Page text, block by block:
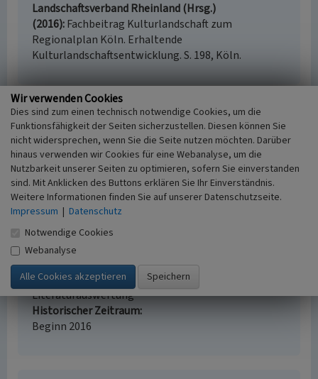
Landschaftsverband Rheinland (Hrsg.)
(2016) Fachbeitrag Kulturlandschaft zum
Regionalplan Köln. Erhaltende
Kulturlandschaftsentwicklung. S. 198, Köln.
Hostel (Kulturlandschaftsbereich Regionalplan
Köln 241)
Schlagwörter
Kulturlandschaftsbereich Angerdorf Kapelle
(Bauwerk) Wegkreuz Ackerfläche
Fachsicht(en)
Kulturlandschaftspflege, Denkmalpflege,
Landeskunde, Raumplanung
Erfassungsmaßstab
i.d.R. 1:25.000 (kleiner als 1:20.000)
Erfassungsmethode
Literaturauswertung
Historischer Zeitraum
Beginn 2016
Wir verwenden Cookies
Dies sind zum einen technisch notwendige Cookies, um die
Funktionsfähigkeit der Seiten sicherzustellen. Diesen können Sie
nicht widersprechen, wenn Sie die Seite nutzen möchten. Darüber
hinaus verwenden wir Cookies für eine Webanalyse, um die
Nutzbarkeit unserer Seiten zu optimieren, sofern Sie einverstanden
sind. Mit Anklicken des Buttons erklären Sie Ihr Einverständnis.
Weitere Informationen finden Sie auf unserer Datenschutzseite.
Impressum | Datenschutz
Notwendige Cookies
Webanalyse